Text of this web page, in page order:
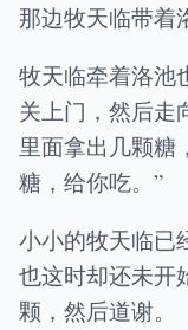
那边牧天临带着
牧天临牵着洛池
关上门，然后走
里面拿出几颗糖
糖，给你吃。”
小小的牧天临已
也这时却还未开
颗，然后道谢。